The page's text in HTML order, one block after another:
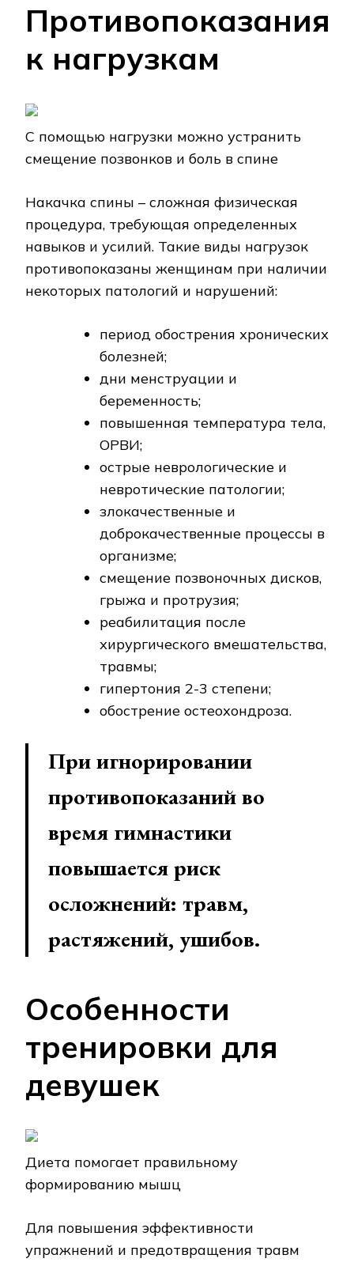
Противопоказания
к нагрузкам
С помощью нагрузки можно устранить
смещение позвонков и боль в спине
Накачка спины – сложная физическая
процедура, требующая определенных
навыков и усилий. Такие виды нагрузок
противопоказаны женщинам при наличии
некоторых патологий и нарушений:
период обострения хронических
болезней;
дни менструации и
беременность;
повышенная температура тела,
ОРВИ;
острые неврологические и
невротические патологии;
злокачественные и
доброкачественные процессы в
организме;
смещение позвоночных дисков,
грыжа и протрузия;
реабилитация после
хирургического вмешательства,
травмы;
гипертония 2-3 степени;
обострение остеохондроза.
При игнорировании
противопоказаний во
время гимнастики
повышается риск
осложнений: травм,
растяжений, ушибов.
Особенности
тренировки для
девушек
Диета помогает правильному
формированию мышц
Для повышения эффективности
упражнений и предотвращения травм